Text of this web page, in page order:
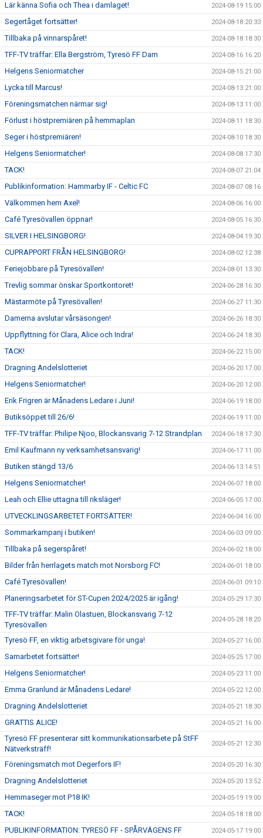
Lär känna Sofia och Thea i damlaget! 2024-08-19 15:00
Segertåget fortsätter! 2024-08-18 20:33
Tillbaka på vinnarspåret! 2024-08-18 18:30
TFF-TV träffar: Ella Bergström, Tyresö FF Dam 2024-08-16 16:20
Helgens Seniormatcher 2024-08-15 21:00
Lycka till Marcus! 2024-08-13 21:00
Föreningsmatchen närmar sig! 2024-08-13 11:00
Förlust i höstpremiären på hemmaplan 2024-08-11 18:30
Seger i höstpremiären! 2024-08-10 18:30
Helgens Seniormatcher! 2024-08-08 17:30
TACK! 2024-08-07 21:04
Publikinformation: Hammarby IF - Celtic FC 2024-08-07 08:16
Välkommen hem Axel! 2024-08-06 16:00
Café Tyresövallen öppnar! 2024-08-05 16:30
SILVER I HELSINGBORG! 2024-08-04 19:30
CUPRAPPORT FRÅN HELSINGBORG! 2024-08-02 12:38
Feriejobbare på Tyresövallen! 2024-08-01 13:30
Trevlig sommar önskar Sportkontoret! 2024-06-28 16:30
Mästarmöte på Tyresövallen! 2024-06-27 11:30
Damerna avslutar vårsäsongen! 2024-06-26 18:30
Uppflyttning för Clara, Alice och Indra! 2024-06-24 18:30
TACK! 2024-06-22 15:00
Dragning Andelslotteriet 2024-06-20 17:00
Helgens Seniormatcher! 2024-06-20 12:00
Erik Frigren är Månadens Ledare i Juni! 2024-06-19 18:00
Butiksöppet till 26/6! 2024-06-19 11:00
TFF-TV träffar: Philipe Njoo, Blockansvarig 7-12 Strandplan 2024-06-18 17:30
Emil Kaufmann ny verksamhetsansvarig! 2024-06-17 11:00
Butiken stängd 13/6 2024-06-13 14:51
Helgens Seniormatcher! 2024-06-07 18:00
Leah och Ellie uttagna till riksläger! 2024-06-05 17:00
UTVECKLINGSARBETET FORTSÄTTER! 2024-06-04 16:00
Sommarkampanj i butiken! 2024-06-03 09:00
Tillbaka på segerspåret! 2024-06-02 18:00
Bilder från herrlagets match mot Norsborg FC! 2024-06-01 18:00
Café Tyresövallen! 2024-06-01 09:10
Planeringsarbetet för ST-Cupen 2024/2025 är igång! 2024-05-29 17:30
TFF-TV träffar: Malin Olastuen, Blockansvarig 7-12
Tyresövallen
2024-05-28 18:20
Tyresö FF, en viktig arbetsgivare för unga! 2024-05-27 16:00
Samarbetet fortsätter! 2024-05-25 17:00
Helgens Seniormatcher! 2024-05-23 11:00
Emma Granlund är Månadens Ledare! 2024-05-22 12:00
Dragning Andelslotteriet 2024-05-21 18:30
GRATTIS ALICE! 2024-05-21 16:00
Tyresö FF presenterar sitt kommunikationsarbete på StFF
Nätverksträff!
2024-05-21 12:30
Föreningsmatch mot Degerfors IF! 2024-05-20 16:30
Dragning Andelslotteriet 2024-05-20 13:52
Hemmaseger mot P18 IK! 2024-05-19 19:00
TACK! 2024-05-18 18:00
PUBLIKINFORMATION: TYRESÖ FF - SPÅRVÄGENS FF 2024-05-17 19:00